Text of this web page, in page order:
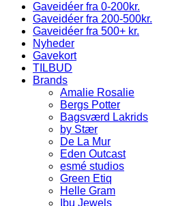
Gaveidéer fra 0-200kr.
Gaveidéer fra 200-500kr.
Gaveidéer fra 500+ kr.
Nyheder
Gavekort
TILBUD
Brands
Amalie Rosalie
Bergs Potter
Bagsværd Lakrids
by Stær
De La Mur
Eden Outcast
esmé studios
Green Etiq
Helle Gram
Ibu Jewels